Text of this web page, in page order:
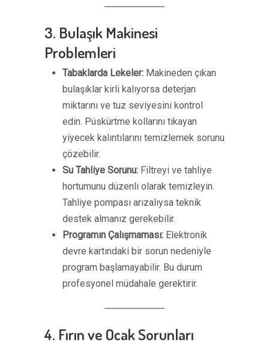
3. Bulaşık Makinesi
Problemleri
Tabaklarda Lekeler: Makineden çıkan
bulaşıklar kirli kalıyorsa deterjan
miktarını ve tuz seviyesini kontrol
edin. Püskürtme kollarını tıkayan
yiyecek kalıntılarını temizlemek sorunu
çözebilir.
Su Tahliye Sorunu: Filtreyi ve tahliye
hortumunu düzenli olarak temizleyin.
Tahliye pompası arızalıysa teknik
destek almanız gerekebilir.
Programın Çalışmaması: Elektronik
devre kartındaki bir sorun nedeniyle
program başlamayabilir. Bu durum
profesyonel müdahale gerektirir.
4. Fırın ve Ocak Sorunları